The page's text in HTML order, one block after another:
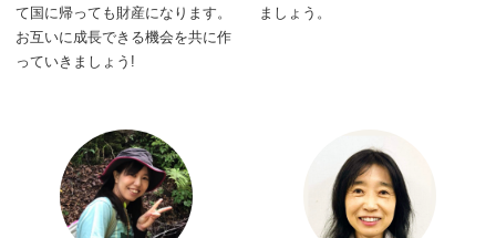
て国に帰っても財産になります。
お互いに成長できる機会を共に作
っていきましょう!
ましょう。